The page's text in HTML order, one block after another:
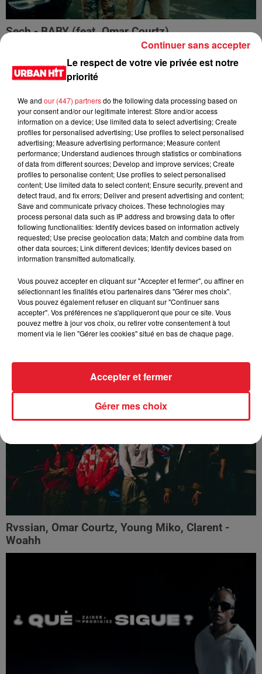
Sech - BABY (feat. Omar Courtz)
Jay Wheeler - La Vida y Sus Cosas
Ozuna - La Nena
Rvssian, Omar Courtz, Young Miko, Clarent -
Woahh
Le respect de votre vie privée est notre
priorité
We and our (447) partnersdo the following data processing based on
your consent and/or our legitimate interest: Store and/or access
information on a device; Use limited data to select advertising; Create
profiles for personalised advertising; Use profiles to select personalised
advertising; Measure advertising performance; Measure content
performance; Understand audiences through statistics or combinations
of data from different sources; Develop and improve services; Create
profiles to personalise content; Use profiles to select personalised
content; Use limited data to select content; Ensure security, prevent and
detect fraud, and fix errors; Deliver and present advertising and content;
Save and communicate privacy choices. These technologies may
process personal data such as IP address and browsing data to offer
following functionalities: Identify devices based on information actively
requested; Use precise geolocation data; Match and combine data from
other data sources; Link different devices; Identify devices based on
information transmitted automatically.
Vous pouvez accepter en cliquant sur "Accepter et fermer", ou affiner en
sélectionnant les finalités et/ou partenaires dans "Gérer mes choix".
Vous pouvez également refuser en cliquant sur "Continuer sans
accepter". Vos préférences ne s'appliqueront que pour ce site. Vous
pouvez mettre à jour vos choix, ou retirer votre consentement à tout
moment via le lien "Gérer les cookies" situé en bas de chaque page.
Gérer mes choix
Accepter et fermer
Continuer sans accepter